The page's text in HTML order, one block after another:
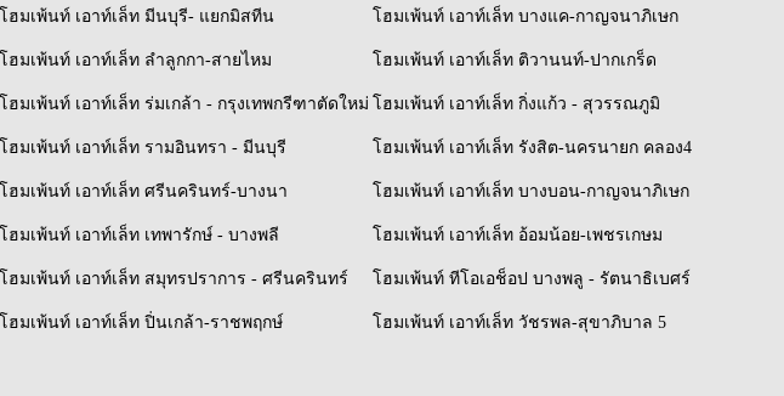
โฮมเพ้นท์ เอาท์เล็ท มีนบุรี- แยกมิสทีน
โฮมเพ้นท์ เอาท์เล็ท ลำลูกกา-สายไหม
โฮมเพ้นท์ เอาท์เล็ท ร่มเกล้า - กรุงเทพกรีฑาตัดใหม่
โฮมเพ้นท์ เอาท์เล็ท รามอินทรา - มีนบุรี
โฮมเพ้นท์ เอาท์เล็ท ศรีนครินทร์-บางนา
โฮมเพ้นท์ เอาท์เล็ท เทพารักษ์ - บางพลี
โฮมเพ้นท์ เอาท์เล็ท สมุทรปราการ - ศรีนครินทร์
โฮมเพ้นท์ เอาท์เล็ท ปิ่นเกล้า-ราชพฤกษ์
โฮมเพ้นท์ เอาท์เล็ท บางแค-กาญจนาภิเษก
โฮมเพ้นท์ เอาท์เล็ท ติวานนท์-ปากเกร็ด
โฮมเพ้นท์ เอาท์เล็ท กิ่งแก้ว - สุวรรณภูมิ
โฮมเพ้นท์ เอาท์เล็ท รังสิต-นครนายก คลอง4
โฮมเพ้นท์ เอาท์เล็ท บางบอน-กาญจนาภิเษก
โฮมเพ้นท์ เอาท์เล็ท อ้อมน้อย-เพชรเกษม
โฮมเพ้นท์ ทีโอเอช็อป บางพลู - รัตนาธิเบศร์
โฮมเพ้นท์ เอาท์เล็ท วัชรพล-สุขาภิบาล 5